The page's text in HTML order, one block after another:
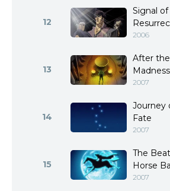
12
Signal of
2006
13
After the
Madness
2007
14
Journey
Fate
2007
15
The
Horse
2007